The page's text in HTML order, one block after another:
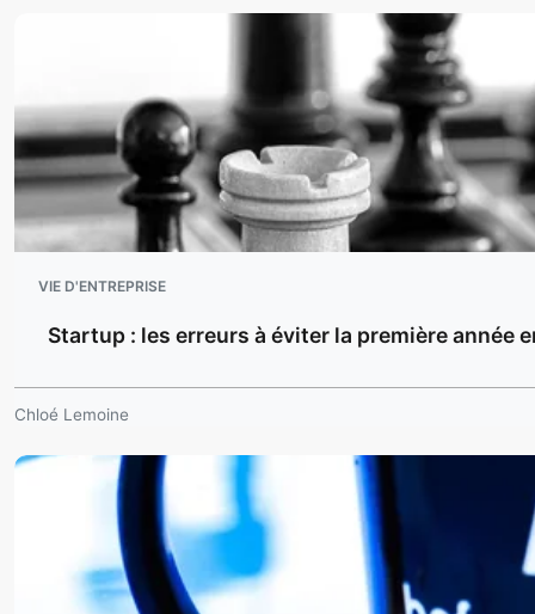
VIE D'ENTREPRISE
Startup : les erreurs à éviter la première année
Chloé Lemoine